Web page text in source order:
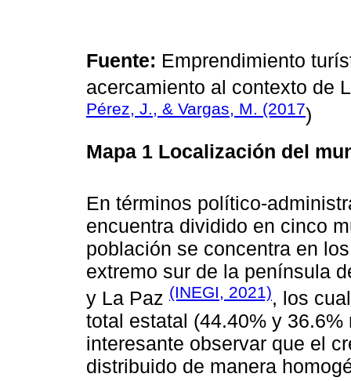
Fuente: Emprendimiento
acercamiento al contexto de
Pérez, J., & Vargas, M. (2017)
Mapa 1 Localización del
En términos político-
encuentra dividido en cinco
población se concentra en
extremo sur de la península
y La Paz (INEGI, 2021), los
total estatal (44.40% y
interesante observar que el
distribuido de manera